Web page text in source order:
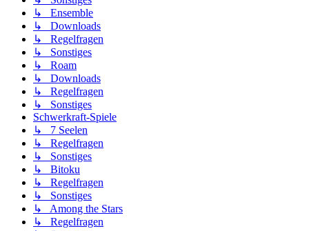
↳ Ensemble
↳ Downloads
↳ Regelfragen
↳ Sonstiges
↳ Roam
↳ Downloads
↳ Regelfragen
↳ Sonstiges
Schwerkraft-Spiele
↳ 7 Seelen
↳ Regelfragen
↳ Sonstiges
↳ Bitoku
↳ Regelfragen
↳ Sonstiges
↳ Among the Stars
↳ Regelfragen